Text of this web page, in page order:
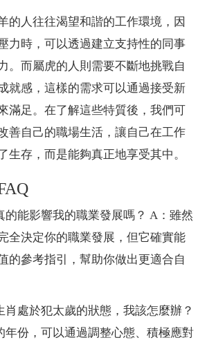
的人往往渴望和諧的工作環境，因
力時，可以透過建立支持性的同事
。而屬虎的人則需要不斷地挑戰自
就感，這樣的需求可以通過接受新
滿足。在了解這些特質後，我們可
善自己的職場生活，讓自己在工作
生存，而是能夠真正地享受其中。
的能影響我的職業發展嗎？ A：雖然
全決定你的職業發展，但它確實能
的參考指引，幫助你做出更適合自
肖處於犯太歲的狀態，我該怎麼辦？
年份，可以通過調整心態、積極應對